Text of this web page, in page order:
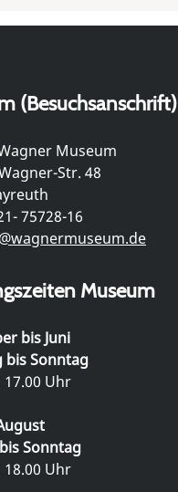
(Besuchsanschrift)
Museum
Str. 48
75728-16
Museum
bis Juni
bis Sonntag
17.00 Uhr
Sonntag
18.00 Uhr